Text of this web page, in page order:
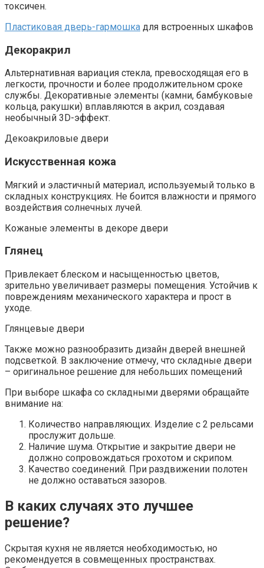
токсичен.
Пластиковая дверь-гармошка для встроенных шкафов
Декоракрил
Альтернативная вариация стекла, превосходящая его в
легкости, прочности и более продолжительном сроке
службы. Декоративные элементы (камни, бамбуковые
кольца, ракушки) вплавляются в акрил, создавая
необычный 3D-эффект.
Декоакриловые двери
Искусственная кожа
Мягкий и эластичный материал, используемый только в
складных конструкциях. Не боится влажности и прямого
воздействия солнечных лучей.
Кожаные элементы в декоре двери
Глянец
Привлекает блеском и насыщенностью цветов,
зрительно увеличивает размеры помещения. Устойчив к
повреждениям механического характера и прост в
уходе.
Глянцевые двери
Также можно разнообразить дизайн дверей внешней
подсветкой. В заключение отмечу, что складные двери
– оригинальное решение для небольших помещений
При выборе шкафа со складными дверями обращайте
внимание на:
Количество направляющих. Изделие с 2 рельсами
прослужит дольше.
Наличие шума. Открытие и закрытие двери не
должно сопровождаться грохотом и скрипом.
Качество соединений. При раздвижении полотен
не должно оставаться зазоров.
В каких случаях это лучшее
решение?
Скрытая кухня не является необходимостью, но
рекомендуется в совмещенных пространствах.